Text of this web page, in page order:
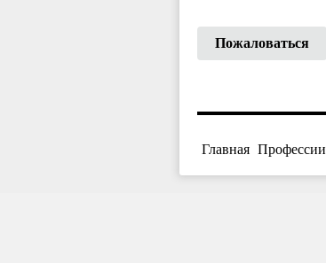
Пожаловаться
Главная Профессии